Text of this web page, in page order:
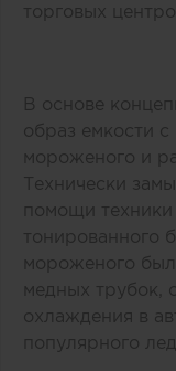
торговых
В основе
образ емкости
мороженого и
Технически
помощи техники
тонированного
мороженого был
медных трубок,
охлаждения в
популярного